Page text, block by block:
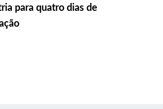
para quatro dias de